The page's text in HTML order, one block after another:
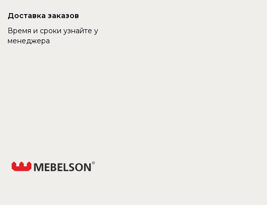
Доставка заказов
Время и сроки узнайте у
менеджера